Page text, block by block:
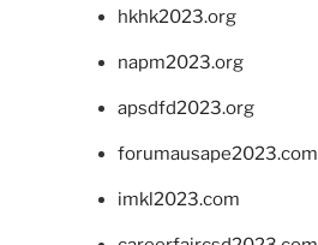
hkhk2023.org
napm2023.org
apsdfd2023.org
forumausape2023.com
imkl2023.com